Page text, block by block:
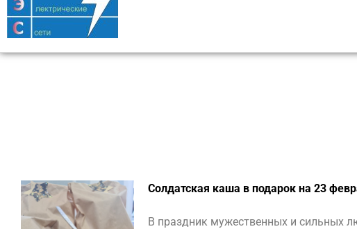
Солдатская каша в подарок на 23
В праздник мужественных и сильных